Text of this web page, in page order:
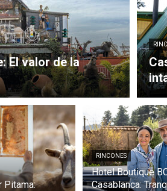
El valor de la
Pitama:
RINCONES
Hotel Boutique
Casablanca: